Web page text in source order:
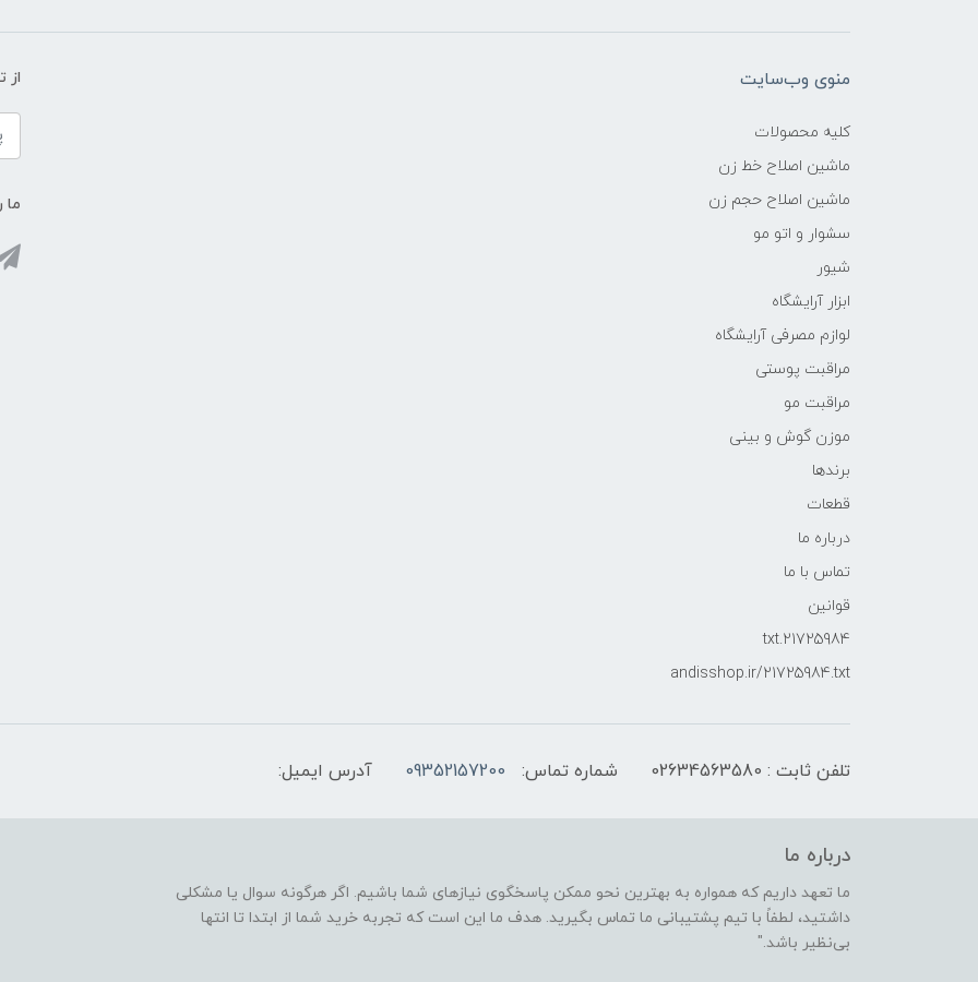
منوی وب‌سایت
کلیه محصولات
ماشین اصلاح خط زن
ماشین اصلاح حجم زن
سشوار و اتو مو
شیور
ابزار آرایشگاه
لوازم مصرفی آرایشگاه
مراقبت پوستی
مراقبت مو
موزن گوش و بینی
برندها
قطعات
درباره ما
تماس با ما
قوانین
21725984.txt
andisshop.ir/21725984.txt
از
ما
تلفن ثابت : 02634563580 شماره تماس: 09352157200 آدرس ایمیل:
درباره ما
ما تعهد داریم که همواره به بهترین نحو ممکن پاسخگوی نیازهای شما باشیم. اگر هرگونه سوال یا مشکلی
داشتید، لطفاً با تیم پشتیبانی ما تماس بگیرید. هدف ما این است که تجربه خرید شما از ابتدا تا انتها
بی‌نظیر باشد."